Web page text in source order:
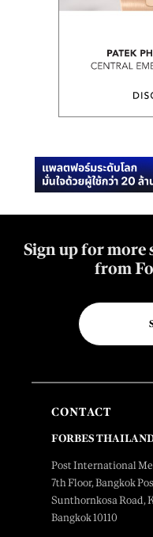
Sign up for more
from
CONTACT
FORBES
Post International
7th Floor, Bangkok
Sunthornkosa Road,
Bangkok 10110